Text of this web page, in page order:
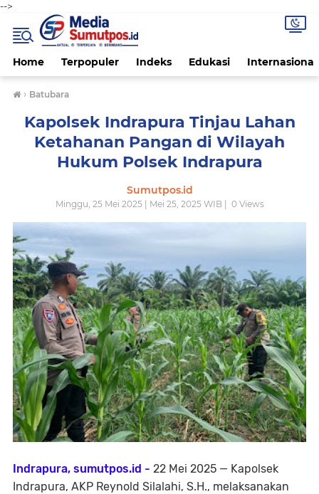
-->
Home Terpopuler Indeks Edukasi Internasional
› Batubara
Kapolsek Indrapura Tinjau Lahan
Ketahanan Pangan di Wilayah
Hukum Polsek Indrapura
Sumutpos.id
Minggu, 25 Mei 2025 | Mei 25, 2025 WIB | 0Views
Indrapura, sumutpos.id - 22 Mei 2025 — Kapolsek
Indrapura, AKP Reynold Silalahi, S.H., melaksanakan